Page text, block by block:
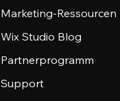
Marketing-Ressourcen
Wix Studio Blog
Partnerprogramm
Support